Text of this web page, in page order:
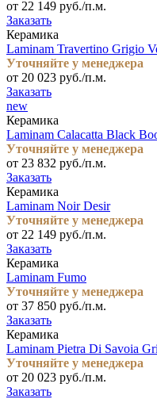
от 22 149 руб./п.м.
Заказать
Керамика
Laminam Travertino Grigio
Уточняйте у менеджера
от 20 023 руб./п.м.
Заказать
new
Керамика
Laminam Calacatta Black
Уточняйте у менеджера
от 23 832 руб./п.м.
Заказать
Керамика
Laminam Noir Desir
Уточняйте у менеджера
от 22 149 руб./п.м.
Заказать
Керамика
Laminam Fumo
Уточняйте у менеджера
от 37 850 руб./п.м.
Заказать
Керамика
Laminam Pietra Di Savoia
Уточняйте у менеджера
от 20 023 руб./п.м.
Заказать